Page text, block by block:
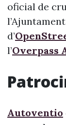
oficial de
d’
l’Overpass
Autoventio